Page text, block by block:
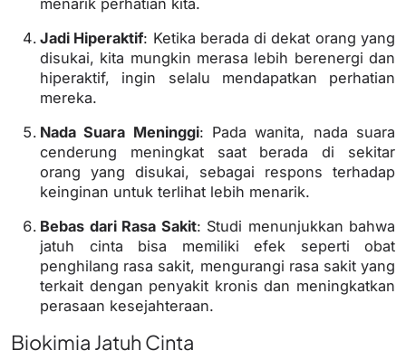
Jadi Hiperaktif: Ketika berada di dekat orang yang
disukai, kita mungkin merasa lebih berenergi dan
hiperaktif, ingin selalu mendapatkan perhatian
mereka.
Nada Suara Meninggi: Pada wanita, nada suara
cenderung meningkat saat berada di sekitar
orang yang disukai, sebagai respons terhadap
keinginan untuk terlihat lebih menarik.
Bebas dari Rasa Sakit: Studi menunjukkan bahwa
jatuh cinta bisa memiliki efek seperti obat
penghilang rasa sakit, mengurangi rasa sakit yang
terkait dengan penyakit kronis dan meningkatkan
perasaan kesejahteraan.
Biokimia Jatuh Cinta